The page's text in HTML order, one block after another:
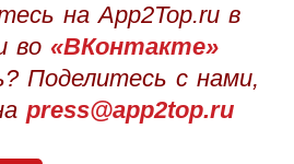
на App2Top.ru в
во «ВКонтакте»
Поделитесь с нами,
press@app2top.ru